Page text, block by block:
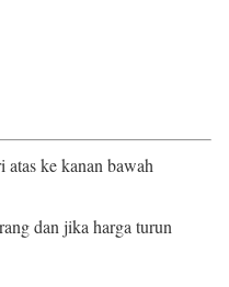
ke kanan bawah
dan jika harga turun